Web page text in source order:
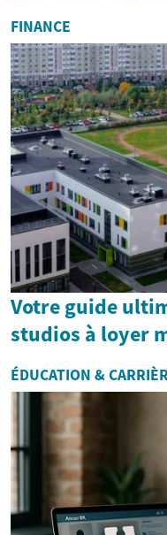
FINANCE
Votre guide
studios à loyer
ÉDUCATION &